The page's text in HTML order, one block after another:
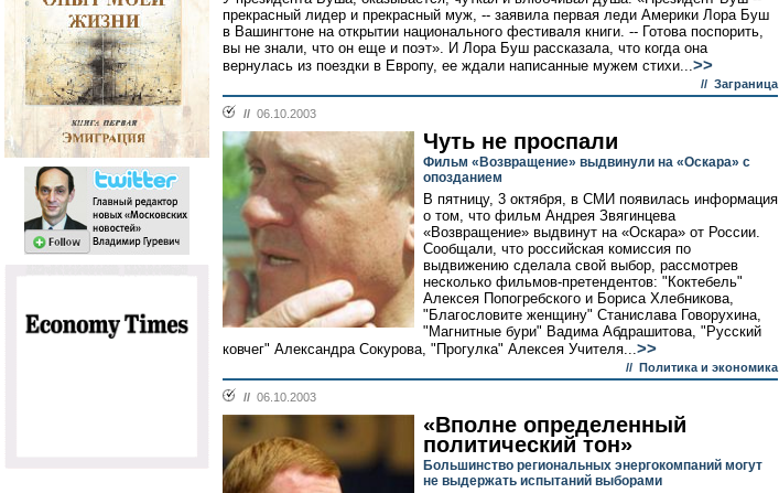
прекрасный лидер и прекрасный муж, -- заявила первая леди Америки Лора Буш
в Вашингтоне на открытии национального фестиваля книги. -- Готова поспорить,
вы не знали, что он еще и поэт». И Лора Буш рассказала, что когда она
вернулась из поездки в Европу, ее ждали написанные мужем стихи...>>
// Заграница
// 06.10.2003
Чуть не проспали
Фильм «Возвращение» выдвинули на «Оскара» с
опозданием
В пятницу, 3 октября, в СМИ появилась информация
о том, что фильм Андрея Звягинцева
«Возвращение» выдвинут на «Оскара» от России.
Сообщали, что российская комиссия по
выдвижению сделала свой выбор, рассмотрев
несколько фильмов-претендентов: "Коктебель"
Алексея Попогребского и Бориса Хлебникова,
"Благословите женщину" Станислава Говорухина,
"Магнитные бури" Вадима Абдрашитова, "Русский
ковчег" Александра Сокурова, "Прогулка" Алексея Учителя...>>
// Политика и экономика
// 06.10.2003
«Вполне определенный
политический тон»
Большинство региональных энергокомпаний могут
не выдержать испытаний выборами